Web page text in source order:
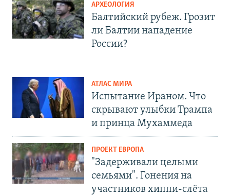
АРХЕОЛОГИЯ
Балтийский рубеж. Грозит
ли Балтии нападение
России?
АТЛАС МИРА
Испытание Ираном. Что
скрывают улыбки Трампа
и принца Мухаммеда
ПРОЕКТ ЕВРОПА
"Задерживали целыми
семьями". Гонения на
участников хиппи-слёта